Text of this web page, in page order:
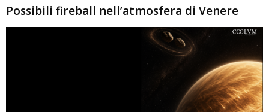
Possibili fireball nell’atmosfera di Venere